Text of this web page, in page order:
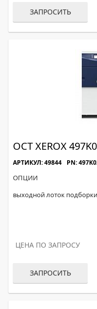
ЗАПРОСИТЬ
ОСТ XEROX
АРТИКУЛ: 49844 PN:
ОПЦИИ
выходной лоток подборки
ЦЕНА ПО ЗАПРОСУ
ЗАПРОСИТЬ